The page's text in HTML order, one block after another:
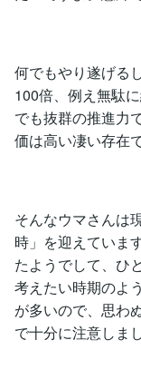
何でもやり遂げる
100倍、例え無駄
でも抜群の推進力
価は高い凄い存在
そんなウマさんは
時」を迎えていま
たようでして、ひ
考えたい時期のよ
が多いので、思わ
で十分に注意しま